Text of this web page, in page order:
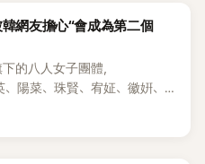
通的現代舞而已！」 「編曲和
組的錯吧！」
，腳上起了很多水泡。我感覺自
，所以脫掉了。」對此，
一致選擇了你，期待你今後能
真強忍淚水卻破防的一段心酸
：「自己在CLC的7年裡，非
網友擔心“會成為第二個
的八人女子團體，
陽菜、珠賢、宥姃、徽姸、
6月以單曲《Vanilla》出道，